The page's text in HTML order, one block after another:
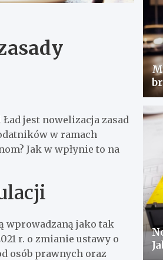
jest nowelizacja zasad
w ramach
Jak w wpłynie to na
wprowadzaną jako tak
r. o zmianie ustawy o
osób prawnych oraz